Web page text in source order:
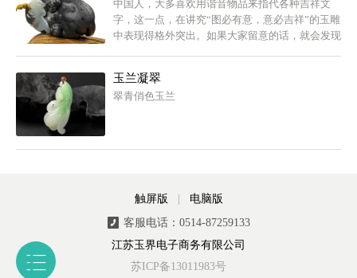
中国人，大多喜欢用谐音物品来指代各种吉祥文
字，这一点，在讲究“图必有意，意必吉祥”的玉雕
中表现得格外突出。如果大家留意的话，就会发现
玉兰凝翠
翠青俏色玉兰
触屏版 | 电脑版
客服电话：0514-87259133
江苏玉界电子商务有限公司
苏ICP备13011983号